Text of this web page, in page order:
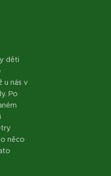
děti
u nás v
Po
něco